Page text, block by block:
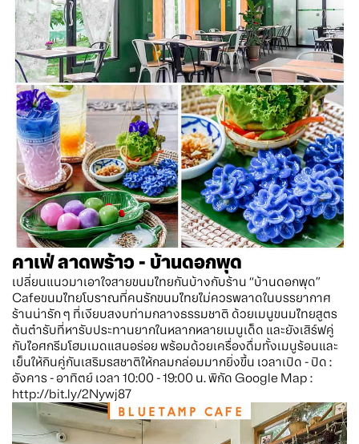
คาเฟ่ ลาดพร้าว - บ้านดอกพุด
เปลี่ยนแนวมาเอาใจสายขนมไทยกันบ้างกับร้าน “บ้านดอกพุด”
Cafeขนมไทยโบราณที่คนรักขนมไทยไม่ควรพลาดในบรรยากาศ
ร้านน่ารัก ๆ ที่เงียบสงบท่ามกลางธรรมชาติ ด้วยเมนูขนมไทยสูตร
ต้นตำรับที่หารับประทานยากในหลากหลายเมนูเด็ด และยังเสิร์ฟคู่
กับไอศกรีมโฮมเมดแสนอร่อย พร้อมด้วยเครื่องดื่มทั้งเมนูร้อนและ
เย็นให้กินคู่กันเสริมรสชาติให้กลมกล่อมมากยิ่งขึ้น เวลาเปิด - ปิด :
อังคาร - อาทิตย์ เวลา 10:00 - 19:00 น. พิกัด Google Map :
http://bit.ly/2Nywj87